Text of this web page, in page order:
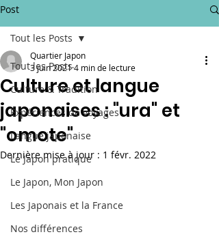
Post
Tout les Posts
Culture & Tradition
Expériences de voyages
Langue japonaise
Le Japon pratique
Le Japon, Mon Japon
Les Japonais et la France
Nos différences
Tout les Posts
Culture et langue
japonaises : "ura" et
"omote"
Quartier Japon
3 juin 20214 min de lecture
Dernière mise à jour : 1 févr. 2022